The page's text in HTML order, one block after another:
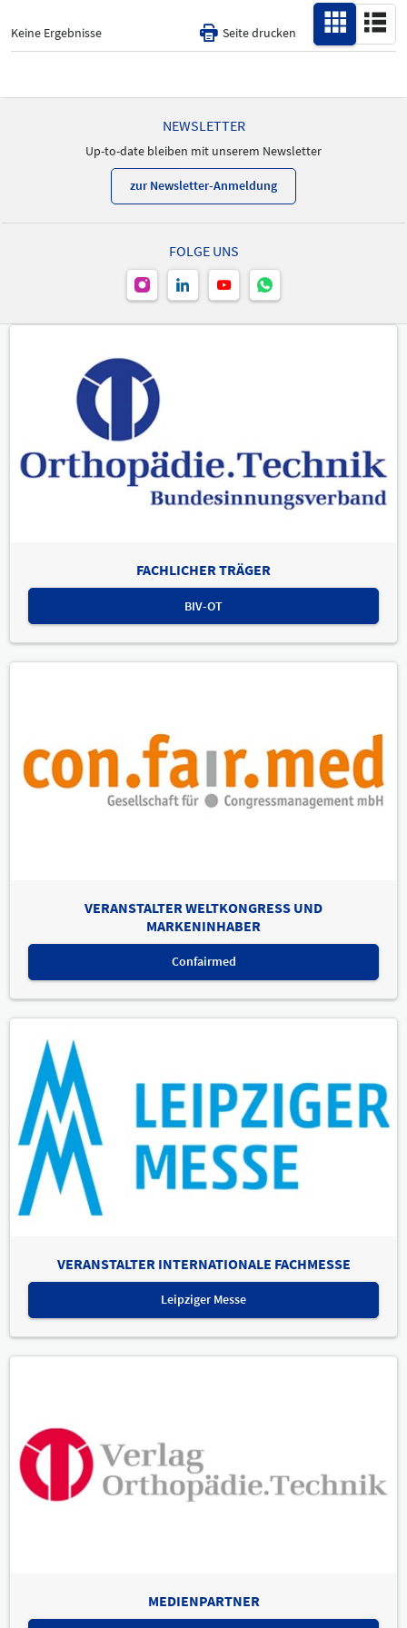
-
Keine Ergebnisse Seite drucken
NEWSLETTER
Up-to-date bleiben mit unserem Newsletter
zur Newsletter-Anmeldung
FOLGE UNS
FACHLICHER TRÄGER
BIV-OT
VERANSTALTER WELTKONGRESS UND
MARKENINHABER
Confairmed
VERANSTALTER INTERNATIONALE FACHMESSE
Leipziger Messe
MEDIENPARTNER